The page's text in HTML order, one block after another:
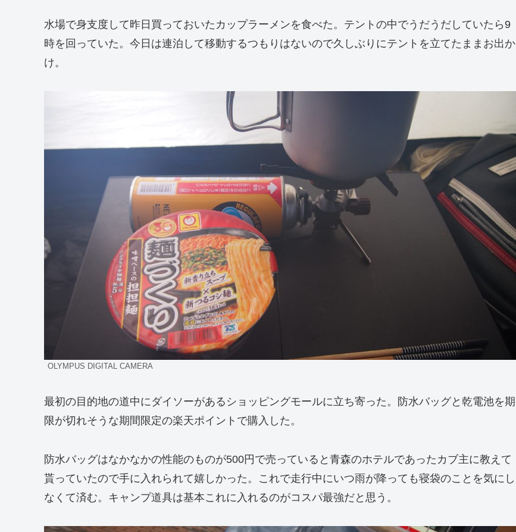
水場で身支度して昨日買っておいたカップラーメンを食べた。テントの中でうだうだしていたら9
時を回っていた。今日は連泊して移動するつもりはないので久しぶりにテントを立てたままお出か
け。
OLYMPUS DIGITAL CAMERA
最初の目的地の道中にダイソーがあるショッピングモールに立ち寄った。防水バッグと乾電池を期
限が切れそうな期間限定の楽天ポイントで購入した。
防水バッグはなかなかの性能のものが500円で売っていると青森のホテルであったカブ主に教えて
貰っていたので手に入れられて嬉しかった。これで走行中にいつ雨が降っても寝袋のことを気にし
なくて済む。キャンプ道具は基本これに入れるのがコスパ最強だと思う。